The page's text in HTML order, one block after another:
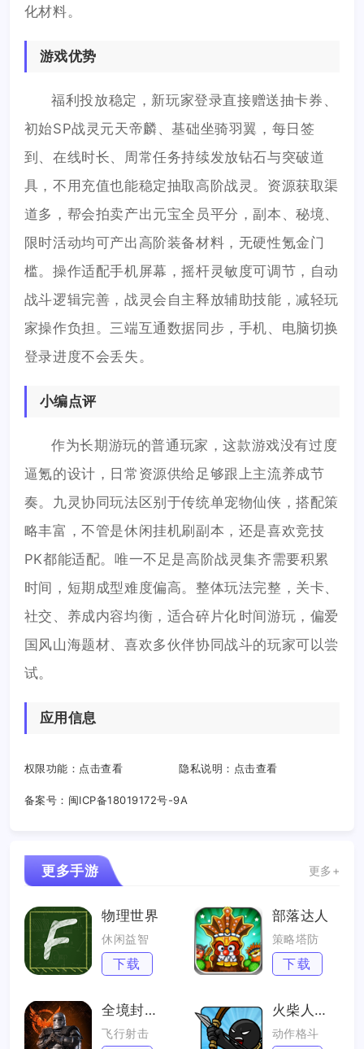
化材料。
游戏优势
福利投放稳定，新玩家登录直接赠送抽卡券、
初始SP战灵元天帝麟、基础坐骑羽翼，每日签
到、在线时长、周常任务持续发放钻石与突破道
具，不用充值也能稳定抽取高阶战灵。资源获取渠
道多，帮会拍卖产出元宝全员平分，副本、秘境、
限时活动均可产出高阶装备材料，无硬性氪金门
槛。操作适配手机屏幕，摇杆灵敏度可调节，自动
战斗逻辑完善，战灵会自主释放辅助技能，减轻玩
家操作负担。三端互通数据同步，手机、电脑切换
登录进度不会丢失。
小编点评
作为长期游玩的普通玩家，这款游戏没有过度
逼氪的设计，日常资源供给足够跟上主流养成节
奏。九灵协同玩法区别于传统单宠物仙侠，搭配策
略丰富，不管是休闲挂机刷副本，还是喜欢竞技
PK都能适配。唯一不足是高阶战灵集齐需要积累
时间，短期成型难度偏高。整体玩法完整，关卡、
社交、养成内容均衡，适合碎片化时间游玩，偏爱
国风山海题材、喜欢多伙伴协同战斗的玩家可以尝
试。
应用信息
权限功能： 点击查看 隐私说明： 点击查看
备案号： 闽ICP备18019172号-9A
更多手游 更多+
物理世界
休闲益智
下载
部落达人
策略塔防
下载
全境封锁曙光
飞行射击
火柴人战争遗产
动作格斗